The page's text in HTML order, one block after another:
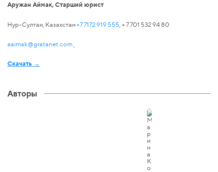
Аружан Аймак, Старший юрист
Нур-Султан, Казахстан+7 7172 919 555 , + 7 701 532 94 80
aaimak@gratanet.com
Скачать →
Авторы